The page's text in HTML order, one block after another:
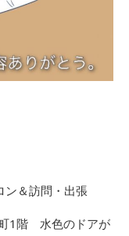
ン＆訪問・出張
1階 水色のドアが